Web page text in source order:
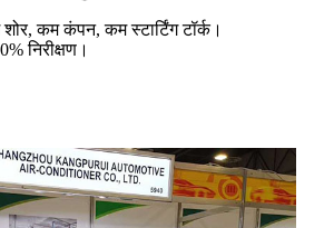
कम कंपन, कम स्टार्टिंग टॉर्क।
निरीक्षण।